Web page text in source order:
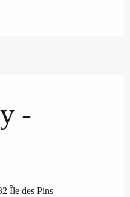
-
Île des Pins